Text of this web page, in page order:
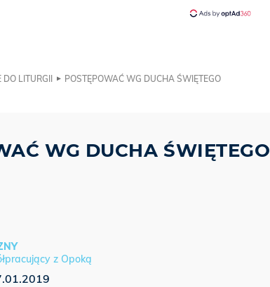
LITURGII POSTĘPOWAĆ WG DUCHA ŚWIĘTEGO
WG DUCHA ŚWIĘTEGO
z Opoką